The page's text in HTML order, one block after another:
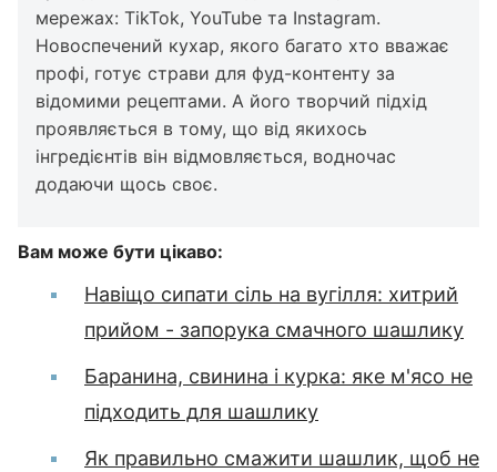
мережах: TikTok, YouTube та Instagram.
Новоспечений кухар, якого багато хто вважає
профі, готує страви для фуд-контенту за
відомими рецептами. А його творчий підхід
проявляється в тому, що від якихось
інгредієнтів він відмовляється, водночас
додаючи щось своє.
Вам може бути цікаво:
Навіщо сипати сіль на вугілля: хитрий
прийом - запорука смачного шашлику
Баранина, свинина і курка: яке м'ясо не
підходить для шашлику
Як правильно смажити шашлик, щоб не